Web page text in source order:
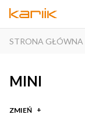
STRONA GŁÓWNA
MINI
ZMIEŃ